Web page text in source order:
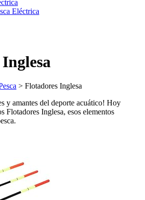
Eléctrica
> Flotadores Inglesa
y amantes del deporte acuático! Hoy
Flotadores Inglesa, esos elementos